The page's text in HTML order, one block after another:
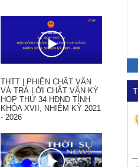
THTT | PHIÊN CHẤT VẤN
VÀ TRẢ LỜI CHẤT VẤN KỲ
HỌP THỨ 34 HĐND TỈNH
KHÓA XVII, NHIỆM KỲ 2021
- 2026